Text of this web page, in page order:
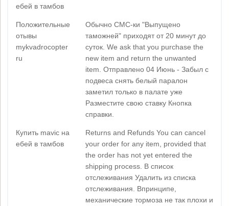
ебей в тамбов
Положительные
отывы
mykvadrocopter
ru
Обычно СМС-ки "Выпущено
таможней" приходят от 20 минут до
суток. We ask that you purchase the
new item and return the unwanted
item. Отправлено 04 Июнь - Забыл с
подвеса снять белый паралон
заметил только в палате уже
Разместите свою ставку Кнопка
справки.
Купить mavic на
ебей в тамбов
Returns and Refunds You can cancel
your order for any item, provided that
the order has not yet entered the
shipping process. В список
отслеживания Удалить из списка
отслеживания. Впринципе,
механические тормоза не так плохи и